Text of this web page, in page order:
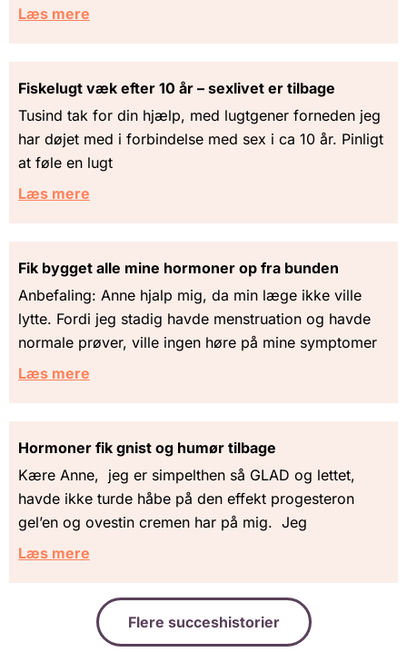
Læs mere
Fiskelugt væk efter 10 år – sexlivet er tilbage
Tusind tak for din hjælp, med lugtgener forneden jeg
har døjet med i forbindelse med sex i ca 10 år. Pinligt
at føle en lugt
Læs mere
Fik bygget alle mine hormoner op fra bunden
Anbefaling: Anne hjalp mig, da min læge ikke ville
lytte. Fordi jeg stadig havde menstruation og havde
normale prøver, ville ingen høre på mine symptomer
Læs mere
Hormoner fik gnist og humør tilbage
Kære Anne, jeg er simpelthen så GLAD og lettet,
havde ikke turde håbe på den effekt progesteron
gel’en og ovestin cremen har på mig. Jeg
Læs mere
Flere succeshistorier